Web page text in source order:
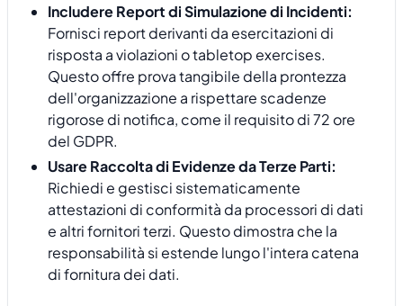
Includere Report di Simulazione di Incidenti:
Fornisci report derivanti da esercitazioni di
risposta a violazioni o tabletop exercises.
Questo offre prova tangibile della prontezza
dell'organizzazione a rispettare scadenze
rigorose di notifica, come il requisito di 72 ore
del GDPR.
Usare Raccolta di Evidenze da Terze Parti:
Richiedi e gestisci sistematicamente
attestazioni di conformità da processori di dati
e altri fornitori terzi. Questo dimostra che la
responsabilità si estende lungo l'intera catena
di fornitura dei dati.